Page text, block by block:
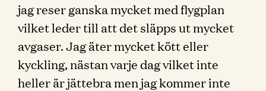
jag reser ganska mycket med flygplan
vilket leder till att det släpps ut mycket
avgaser. Jag äter mycket kött eller
kyckling, nästan varje dag vilket inte
heller är jättebra men jag kommer inte